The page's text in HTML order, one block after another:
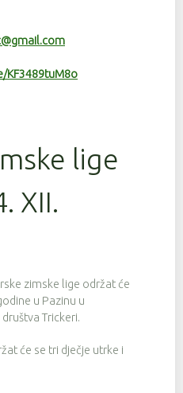
KF3489tuM8o
lige
XII.
zimske lige održat će
u Pazinu u
Trickeri.
će se tri dječje utrke i